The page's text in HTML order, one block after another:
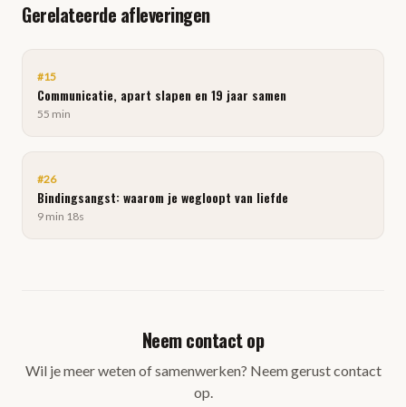
Gerelateerde afleveringen
#15
Communicatie, apart slapen en 19 jaar samen
55 min
#26
Bindingsangst: waarom je wegloopt van liefde
9 min 18s
Neem contact op
Wil je meer weten of samenwerken? Neem gerust contact
op.